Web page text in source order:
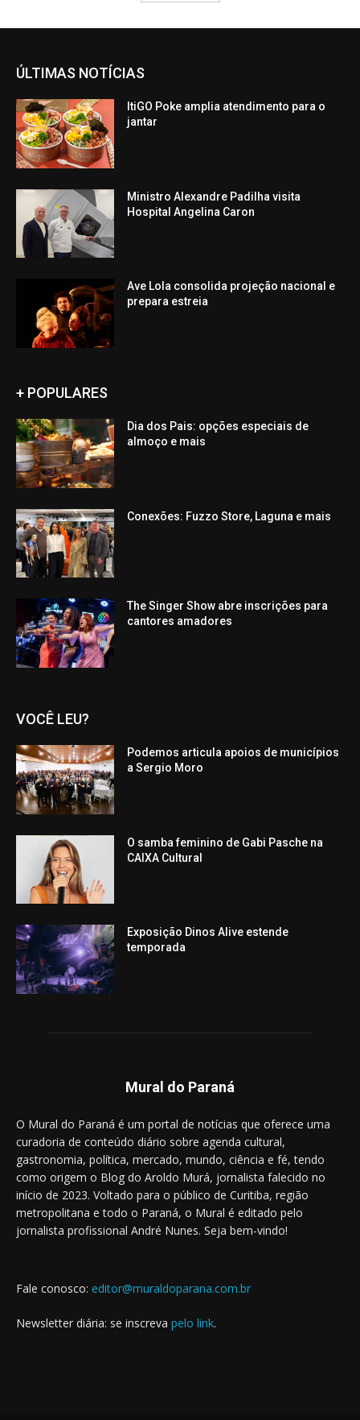
ÚLTIMAS NOTÍCIAS
ItiGO Poke amplia atendimento para o
jantar
Ministro Alexandre Padilha visita
Hospital Angelina Caron
Ave Lola consolida projeção nacional e
prepara estreia
+ POPULARES
Dia dos Pais: opções especiais de
almoço e mais
Conexões: Fuzzo Store, Laguna e mais
The Singer Show abre inscrições para
cantores amadores
VOCÊ LEU?
Podemos articula apoios de municípios
a Sergio Moro
O samba feminino de Gabi Pasche na
CAIXA Cultural
Exposição Dinos Alive estende
temporada
Mural do Paraná
O Mural do Paraná é um portal de notícias que oferece uma
curadoria de conteúdo diário sobre agenda cultural,
gastronomia, política, mercado, mundo, ciência e fé, tendo
como origem o Blog do Aroldo Murá, jornalista falecido no
início de 2023. Voltado para o público de Curitiba, região
metropolitana e todo o Paraná, o Mural é editado pelo
jornalista profissional André Nunes. Seja bem-vindo!
Fale conosco: editor@muraldoparana.com.br
Newsletter diária: se inscreva pelo link.